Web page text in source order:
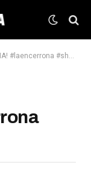
#laencerrona #shorts